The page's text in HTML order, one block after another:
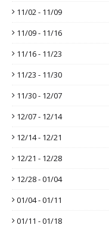
11/02 - 11/09
11/09 - 11/16
11/16 - 11/23
11/23 - 11/30
11/30 - 12/07
12/07 - 12/14
12/14 - 12/21
12/21 - 12/28
12/28 - 01/04
01/04 - 01/11
01/11 - 01/18